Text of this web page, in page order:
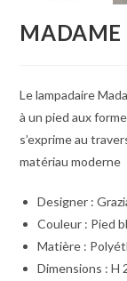
MADAME
Le lampadaire
à un pied aux
s’exprime au
matériau moderne
Designer :
Couleur : Pied
Matière :
Dimensions :H